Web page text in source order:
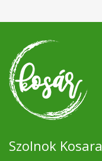
Szolnok Kosara